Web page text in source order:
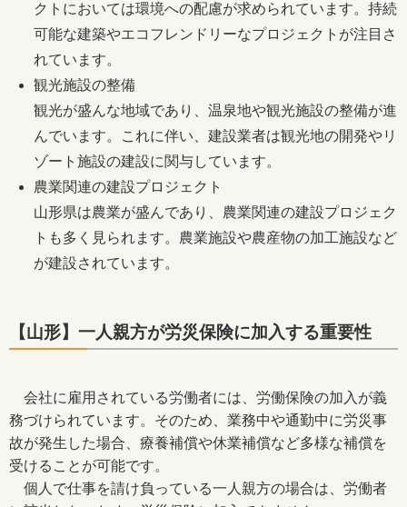
クトにおいては環境への配慮が求められています。持続
可能な建築やエコフレンドリーなプロジェクトが注目さ
れています。
観光施設の整備
観光が盛んな地域であり、温泉地や観光施設の整備が進
んでいます。これに伴い、建設業者は観光地の開発やリ
ゾート施設の建設に関与しています。
農業関連の建設プロジェクト
山形県は農業が盛んであり、農業関連の建設プロジェク
トも多く見られます。農業施設や農産物の加工施設など
が建設されています。
【山形】一人親方が労災保険に加入する重要性
会社に雇用されている労働者には、労働保険の加入が義
務づけられています。そのため、業務中や通勤中に労災事
故が発生した場合、療養補償や休業補償など多様な補償を
受けることが可能です。
個人で仕事を請け負っている一人親方の場合は、労働者